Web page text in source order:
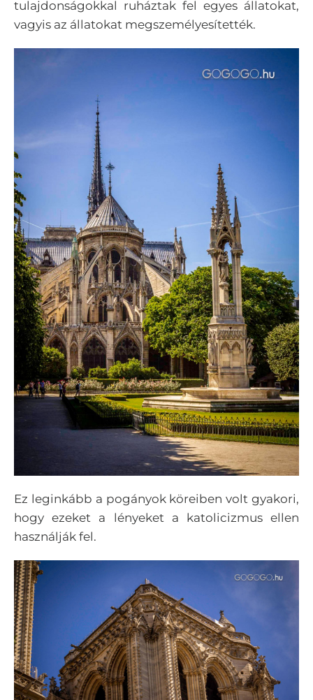
tulajdonságokkal ruháztak fel egyes állatokat,
vagyis az állatokat megszemélyesítették.
Ez leginkább a pogányok köreiben volt gyakori,
hogy ezeket a lényeket a katolicizmus ellen
használják fel.